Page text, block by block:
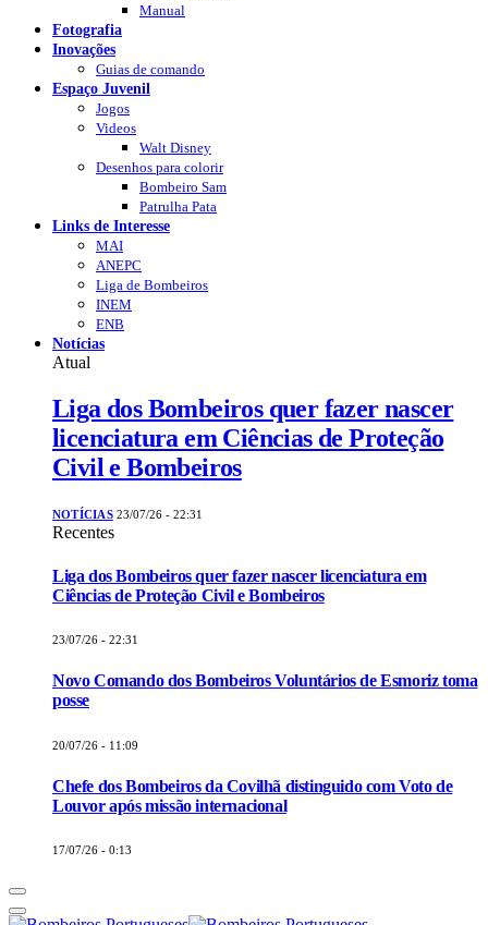
Manual
Fotografia
Inovações
Guias de comando
Espaço Juvenil
Jogos
Videos
Walt Disney
Desenhos para colorir
Bombeiro Sam
Patrulha Pata
Links de Interesse
MAI
ANEPC
Liga de Bombeiros
INEM
ENB
Notícias
Atual
Liga dos Bombeiros quer fazer nascer
licenciatura em Ciências de Proteção
Civil e Bombeiros
NOTÍCIAS 23/07/26 - 22:31
Recentes
Liga dos Bombeiros quer fazer nascer licenciatura em
Ciências de Proteção Civil e Bombeiros
23/07/26 - 22:31
Novo Comando dos Bombeiros Voluntários de Esmoriz toma
posse
20/07/26 - 11:09
Chefe dos Bombeiros da Covilhã distinguido com Voto de
Louvor após missão internacional
17/07/26 - 0:13